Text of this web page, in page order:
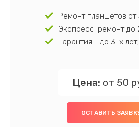
Ремонт планшетов от
Экспресс-ремонт до
Гарантия - до 3-х лет;
Цена: от 50
ОСТАВИТЬ